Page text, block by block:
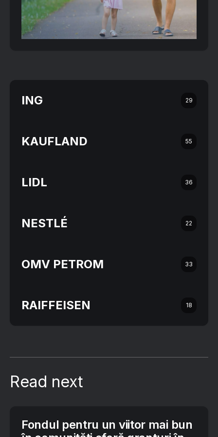
ING 29
KAUFLAND 55
LIDL 36
NESTLÉ 22
OMV PETROM 33
RAIFFEISEN 18
Read next
Fondul pentru un viitor mai bun